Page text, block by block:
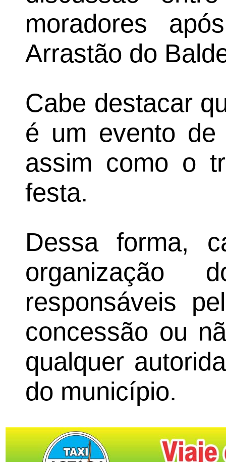
moradores
Arrastão do
Cabe destacar
é um evento de
assim como o
festa.
Dessa forma,
responsáveis
concessão ou
qualquer
do município.